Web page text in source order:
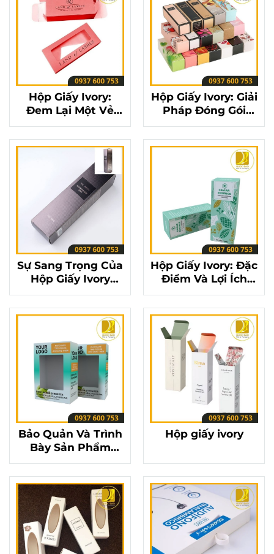
Hộp Giấy Ivory:
Đem Lại Một Vẻ
Ngoài Tinh Tế Cho
Bao Bì Sản Phẩm
Hộp Giấy Ivory: Giải
Pháp Đóng Gói
Đem Lại Sự Sang
Trọng Cho Mỗi Sản
Phẩm
Sự Sang Trọng Của
Hộp Giấy Ivory
Trong Thị Trường
Bao Bì Cao Cấp
Hộp Giấy Ivory: Đặc
Điểm Và Lợi Ích
Của Loại Giấy Cao
Cấp
Bảo Quản Và Trình
Bày Sản Phẩm
Hoàn Hảo Với Hộp
Giấy Ivory
Hộp giấy ivory